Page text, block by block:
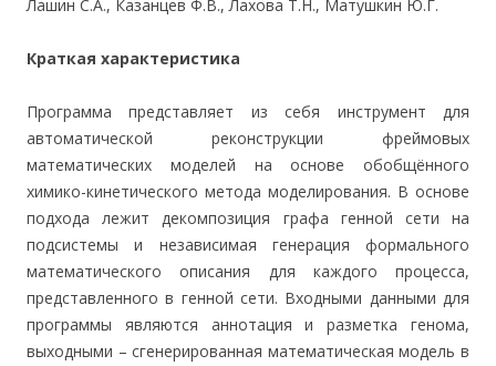
Лашин С.А., Казанцев Ф.В., Лахова Т.Н., Матушкин Ю.Г.
Краткая характеристика
Программа представляет из себя инструмент для
автоматической реконструкции фреймовых
математических моделей на основе обобщённого
химико-кинетического метода моделирования. В основе
подхода лежит декомпозиция графа генной сети на
подсистемы и независимая генерация формального
математического описания для каждого процесса,
представленного в генной сети. Входными данными для
программы являются аннотация и разметка генома,
выходными – сгенерированная математическая модель в